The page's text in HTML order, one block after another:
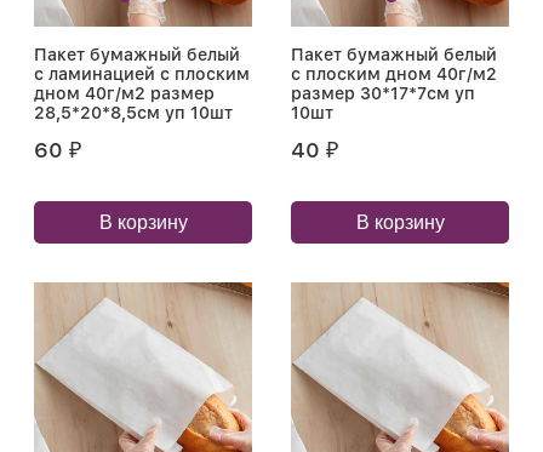
Пакет бумажный белый
с ламинацией с плоским
дном 40г/м2 размер
28,5*20*8,5см уп 10шт
60 ₽
В корзину
Пакет бумажный белый
с плоским дном 40г/м2
размер 30*17*7см уп
10шт
40 ₽
В корзину